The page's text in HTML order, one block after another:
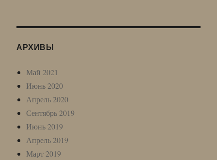
АРХИВЫ
Май 2021
Июнь 2020
Апрель 2020
Сентябрь 2019
Июнь 2019
Апрель 2019
Март 2019